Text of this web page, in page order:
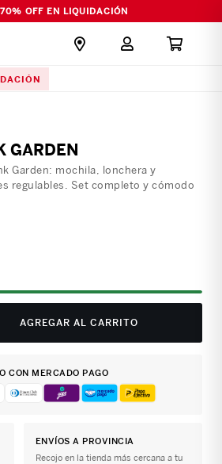
OFF EN LIQUIDACIÓN
GARDEN
Garden: mochila, lonchera y
regulables. Set completo y cómodo
AGREGAR AL CARRITO
CON MERCADO PAGO
ENVÍOS A PROVINCIA
Recojo en la tienda más cercana a tu